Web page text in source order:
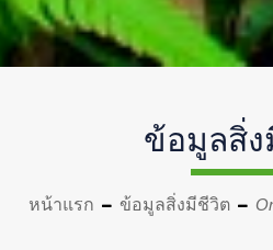
ข้อมูลสิ่
หน้าแรก ข้อมูลสิ่งมีชีวิต